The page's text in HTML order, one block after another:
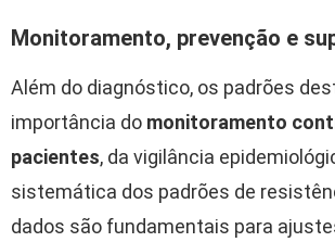
Monitoramento, prevenção e
Além do diagnóstico, os padrões
importância do monitoramento
pacientes, da vigilância
sistemática dos padrões de
dados são fundamentais para